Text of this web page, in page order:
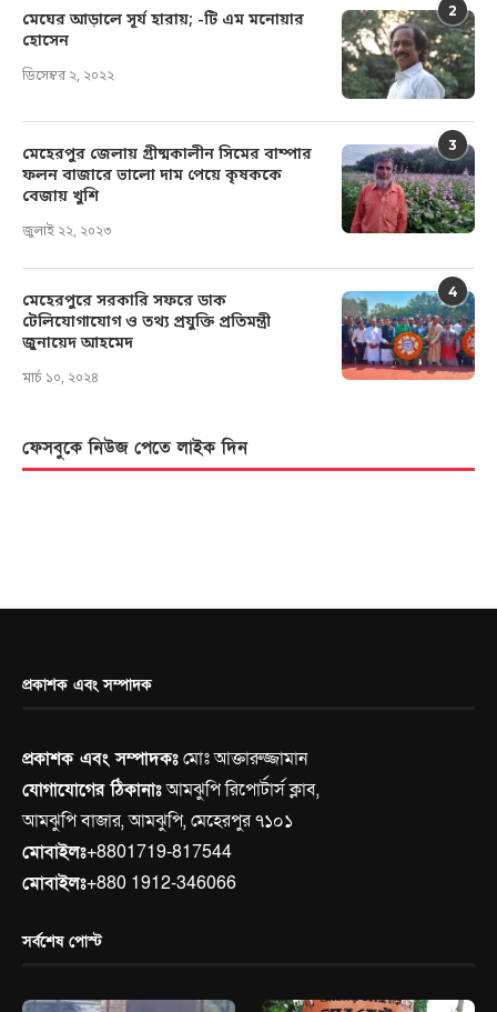
2
মেঘের আড়ালে সূর্য হারায়; -টি এম মনোয়ার
হোসেন
ডিসেম্বর ২, ২০২২
3
মেহেরপুর জেলায় গ্রীষ্মকালীন সিমের বাম্পার
ফলন বাজারে ভালো দাম পেয়ে কৃষককে
বেজায় খুশি
জুলাই ২২, ২০২৩
4
মেহেরপুরে সরকারি সফরে ডাক
টেলিযোগাযোগ ও তথ্য প্রযুক্তি প্রতিমন্ত্রী
জুনায়েদ আহমেদ
মার্চ ১০, ২০২৪
ফেসবুকে নিউজ পেতে লাইক দিন
প্রকাশক এবং সম্পাদক
প্রকাশক এবং সম্পাদকঃমোঃ আক্তারুজ্জামান
যোগাযোগের ঠিকানাঃআমঝুপি রিপোর্টার্স ক্লাব,
আমঝুপি বাজার, আমঝুপি, মেহেরপুর ৭১০১
মোবাইলঃ+8801719-817544
মোবাইলঃ+880 1912-346066
সর্বশেষ পোস্ট